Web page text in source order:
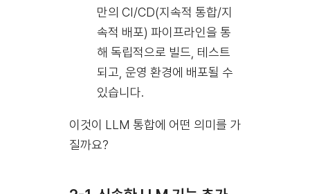
만의 CI/CD(지속적 통합/지
속적 배포) 파이프라인을 통
해 독립적으로 빌드, 테스트
되고, 운영 환경에 배포될 수
있습니다.
이것이 LLM 통합에 어떤 의미를 가
질까요?